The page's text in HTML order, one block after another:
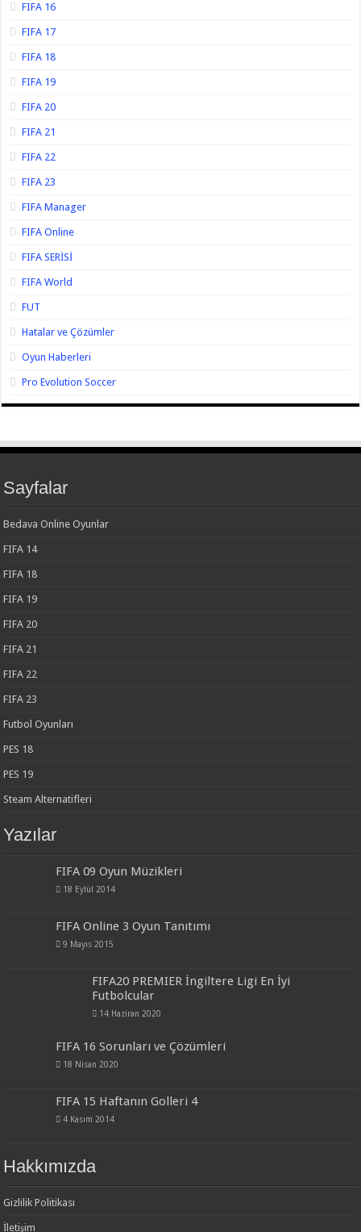
FIFA 16
FIFA 17
FIFA 18
FIFA 19
FIFA 20
FIFA 21
FIFA 22
FIFA 23
FIFA Manager
FIFA Online
FIFA SERİSİ
FIFA World
FUT
Hatalar ve Çözümler
Oyun Haberleri
Pro Evolution Soccer
Sayfalar
Bedava Online Oyunlar
FIFA 14
FIFA 18
FIFA 19
FIFA 20
FIFA 21
FIFA 22
FIFA 23
Futbol Oyunları
PES 18
PES 19
Steam Alternatifleri
Yazılar
FIFA 09 Oyun Müzikleri
18 Eylül 2014
FIFA Online 3 Oyun Tanıtımı
9 Mayıs 2015
FIFA20 PREMIER İngiltere Ligi En İyi
Futbolcular
14 Haziran 2020
FIFA 16 Sorunları ve Çözümleri
18 Nisan 2020
FIFA 15 Haftanın Golleri 4
4 Kasım 2014
Hakkımızda
Gizlilik Politikası
İletişim